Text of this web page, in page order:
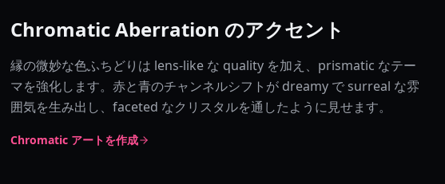
Chromatic Aberration のアクセント
縁の微妙な色ふちどりは lens-like な quality を加え、prismatic なテー
マを強化します。赤と青のチャンネルシフトが dreamy で surreal な雰
囲気を生み出し、faceted なクリスタルを通したように見せます。
Chromatic アートを作成